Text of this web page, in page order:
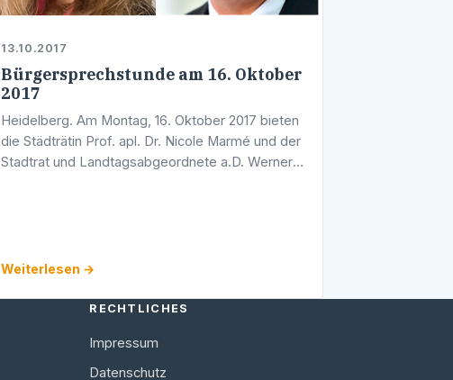
13.10.2017
Bürgersprechstunde am 16. Oktober
2017
Heidelberg. Am Montag, 16. Oktober 2017 bieten
die Städträtin Prof. apl. Dr. Nicole Marmé und der
Stadtrat und Landtagsabgeordnete a.D. Werner
Weiterlesen →
RECHTLICHES
Impressum
Datenschutz